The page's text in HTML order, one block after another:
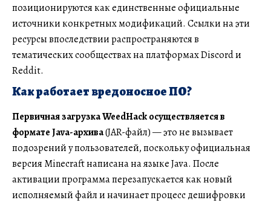
позиционируются как единственные официальные
источники конкретных модификаций. Ссылки на эти
ресурсы впоследствии распространяются в
тематических сообществах на платформах Discord и
Reddit.
Как работает вредоносное ПО?
Первичная загрузка WeedHack осуществляется в
формате Java-архива(JAR-файл) — это не вызывает
подозрений у пользователей, поскольку официальная
версия Minecraft написана на языке Java. После
активации программа перезапускается как новый
исполняемый файл и начинает процесс дешифровки